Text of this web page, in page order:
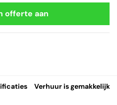
offerte aan
Verhuur is gemakkelijk